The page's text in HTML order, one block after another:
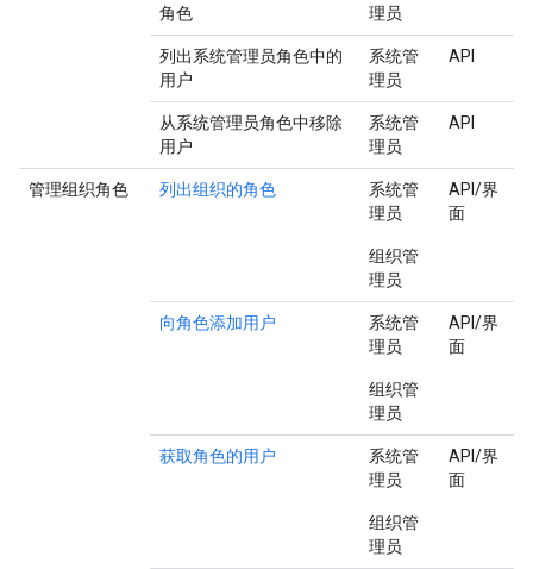
角色
理员
列出系统管理员角色中的
用户
系统管
理员
API
从系统管理员角色中移除
用户
系统管
理员
API
管理组织角色 列出组织的角色
系统管
理员
组织管
理员
API/界
面
向角色添加用户
系统管
理员
组织管
理员
API/界
面
获取角色的用户
系统管
理员
组织管
理员
API/界
面